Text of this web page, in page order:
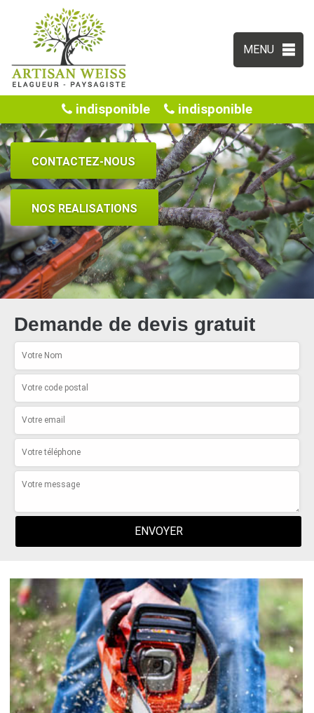
MENU
indisponible indisponible
CONTACTEZ-NOUS
NOS REALISATIONS
Demande de devis gratuit